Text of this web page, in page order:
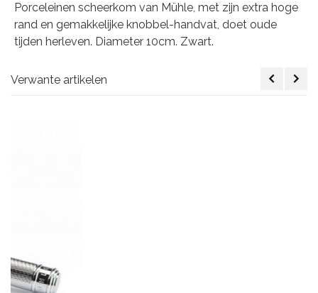
Porceleinen scheerkom van Mühle, met zijn extra hoge
rand en gemakkelijke knobbel-handvat, doet oude
tijden herleven. Diameter 10cm. Zwart.
Verwante artikelen